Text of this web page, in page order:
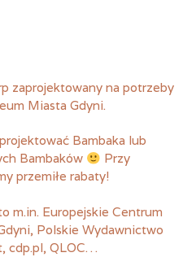
zaprojektowany na potrzeby
Miasta Gdyni.
Bambaka lub
Bambaków
Przy
przemiłe rabaty!
m.in. Europejskie Centrum
Polskie Wydawnictwo
cdp.pl, QLOC…